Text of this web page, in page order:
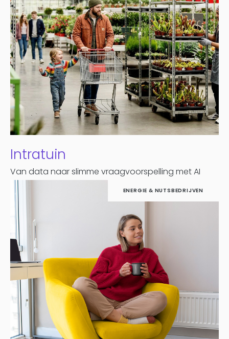
Intratuin
Van data naar slimme vraagvoorspelling met AI
ENERGIE & NUTSBEDRIJVEN